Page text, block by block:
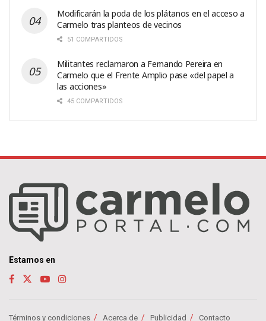
Modificarán la poda de los plátanos en el acceso a
Carmelo tras planteos de vecinos
51 COMPARTIDOS
Militantes reclamaron a Fernando Pereira en
Carmelo que el Frente Amplio pase «del papel a
las acciones»
45 COMPARTIDOS
Estamos en
Términos y condiciones Acerca de Publicidad Contacto